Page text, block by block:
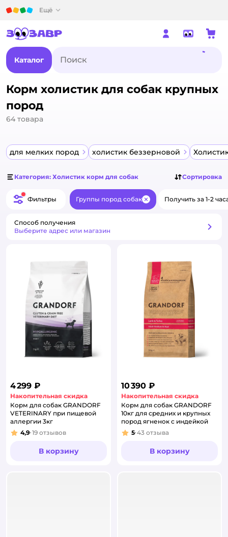
Ещё
Каталог
Корм холистик для собак крупных
пород
64 товара
для мелких пород холистик беззерновой
Категория: Холистик корм для собак Сортировка
Фильтры Группы пород собак ЗакрытьПолучить за 1-2
Способ получения
Выберите адрес или магазин
4 299 ₽
Накопительная скидка
Корм для собак GRANDORF
VETERINARY при пищевой
аллергии 3кг
Рейтинг:
4,9 19 отзывов
В корзину
10 390 ₽
Накопительная скидка
Корм для собак GRANDORF
10кг для средних и крупных
пород ягненок с индейкой
Рейтинг:
5 43 отзыва
В корзину